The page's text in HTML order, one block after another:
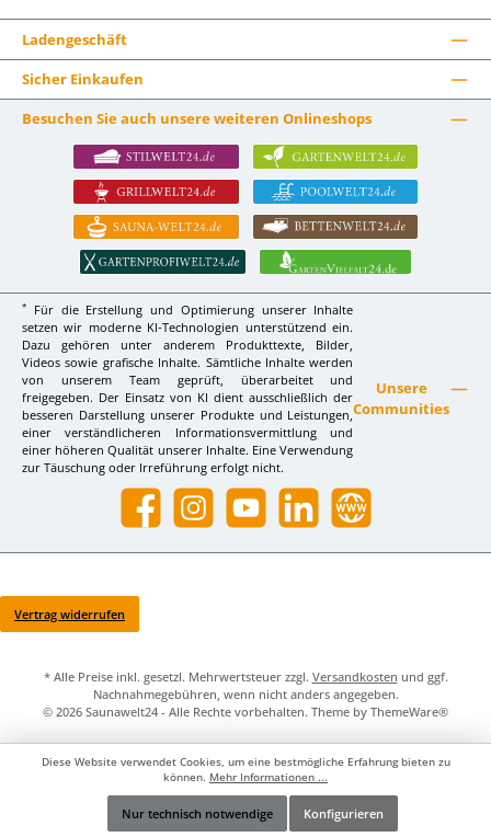
Ladengeschäft
Sicher Einkaufen
Besuchen Sie auch unsere weiteren Onlineshops
*
Für die Erstellung und Optimierung unserer Inhalte
setzen wir moderne KI-Technologien unterstützend ein.
Dazu gehören unter anderem Produkttexte, Bilder,
Videos sowie grafische Inhalte. Sämtliche Inhalte werden
von unserem Team geprüft, überarbeitet und
freigegeben. Der Einsatz von KI dient ausschließlich der
besseren Darstellung unserer Produkte und Leistungen,
einer verständlicheren Informationsvermittlung und
einer höheren Qualität unserer Inhalte. Eine Verwendung
zur Täuschung oder Irreführung erfolgt nicht.
Unsere
Communities
Facebook InstagramYouTube LinkedIn Website
Vertrag widerrufen
* Alle Preise inkl. gesetzl. Mehrwertsteuer zzgl. Versandkosten und ggf.
Nachnahmegebühren, wenn nicht anders angegeben.
© 2026 Saunawelt24 - Alle Rechte vorbehalten. Theme by ThemeWare®
Diese Website verwendet Cookies, um eine bestmögliche Erfahrung bieten zu
können. Mehr Informationen ...
Nur technisch notwendige Konfigurieren